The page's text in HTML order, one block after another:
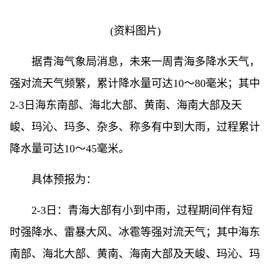
(资料图片)
据青海气象局消息，未来一周青海多降水天气，
强对流天气频繁，累计降水量可达10～80毫米；其中
2-3日海东南部、海北大部、黄南、海南大部及天
峻、玛沁、玛多、杂多、称多有中到大雨，过程累计
降水量可达10～45毫米。
具体预报为：
2-3日：青海大部有小到中雨，过程期间伴有短
时强降水、雷暴大风、冰雹等强对流天气；其中海东
南部、海北大部、黄南、海南大部及天峻、玛沁、玛